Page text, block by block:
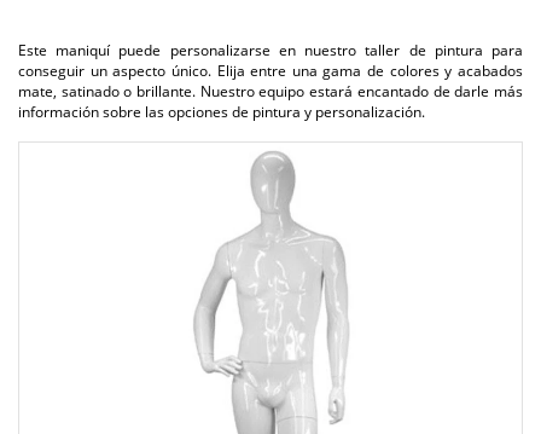
Este maniquí puede personalizarse en nuestro taller de pintura para
conseguir un aspecto único. Elija entre una gama de colores y acabados
mate, satinado o brillante. Nuestro equipo estará encantado de darle más
información sobre las opciones de pintura y personalización.